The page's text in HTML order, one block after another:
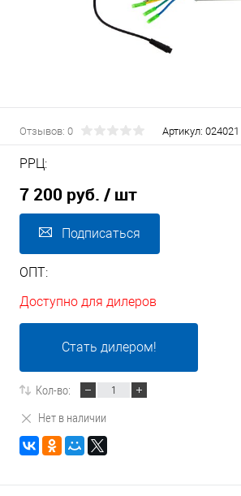
Отзывов: 0 Артикул: 024021
РРЦ:
7 200 руб. / шт
Подписаться
ОПТ:
Доступно для дилеров
Стать дилером!
Кол-во:
Нет в наличии